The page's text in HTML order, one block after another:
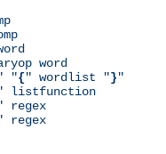
word
"{" wordlist "}"
listfunction
regex
regex